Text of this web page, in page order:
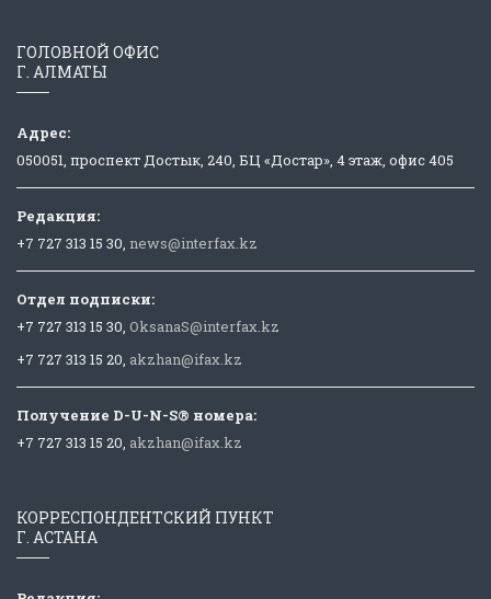
ГОЛОВНОЙ ОФИС
Г. АЛМАТЫ
Адрес:
050051, проспект Достык, 240, БЦ «Достар», 4 этаж, офис 405
Редакция:
+7 727 313 15 30, news@interfax.kz
Отдел подписки:
+7 727 313 15 30, OksanaS@interfax.kz
+7 727 313 15 20, akzhan@ifax.kz
Получение D-U-N-S® номера:
+7 727 313 15 20, akzhan@ifax.kz
КОРРЕСПОНДЕНТСКИЙ ПУНКТ
Г. АСТАНА